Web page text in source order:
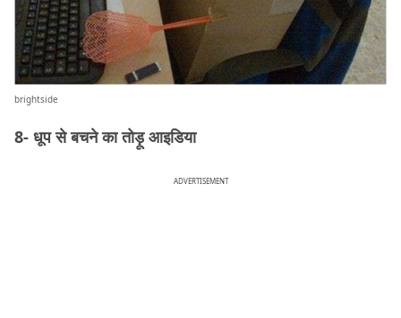
brightside
8- धूप से बचने का तोड़ू आइडिया
ADVERTISEMENT